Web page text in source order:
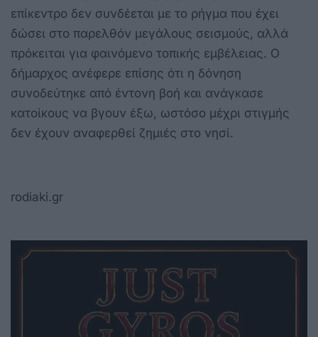
επίκεντρο δεν συνδέεται με το ρήγμα που έχει
δώσει στο παρελθόν μεγάλους σεισμούς, αλλά
πρόκειται για φαινόμενο τοπικής εμβέλειας. Ο
δήμαρχος ανέφερε επίσης ότι η δόνηση
συνοδεύτηκε από έντονη βοή και ανάγκασε
κατοίκους να βγουν έξω, ωστόσο μέχρι στιγμής
δεν έχουν αναφερθεί ζημιές στο νησί.
rodiaki.gr